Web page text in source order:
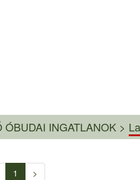
ÓBUDAI INGATLANOK >
1
>